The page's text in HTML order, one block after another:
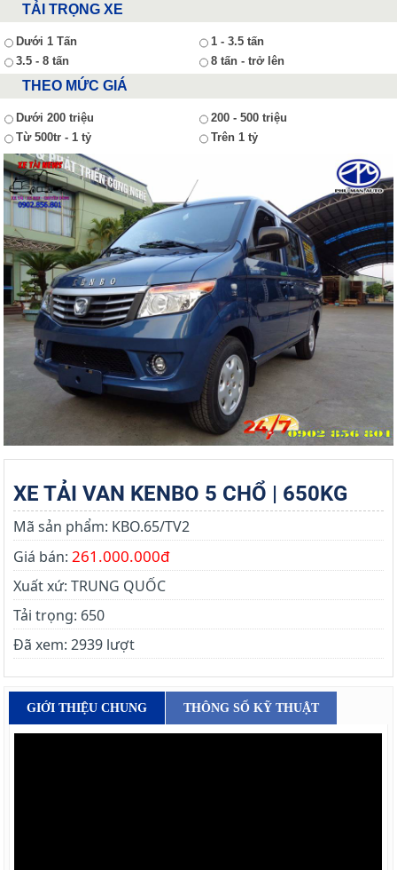
TẢI TRỌNG XE
Dưới 1 Tấn
1 - 3.5 tấn
3.5 - 8 tấn
8 tấn - trở lên
THEO MỨC GIÁ
Dưới 200 triệu
200 - 500 triệu
Từ 500tr - 1 tỷ
Trên 1 tỷ
XE TẢI VAN KENBO 5 CHỔ | 650KG
Mã sản phẩm: KBO.65/TV2
Giá bán:261.000.000đ
Xuất xứ: TRUNG QUỐC
Tải trọng: 650
Đã xem: 2939 lượt
GIỚI THIỆU CHUNG THÔNG SỐ KỸ THUẬT